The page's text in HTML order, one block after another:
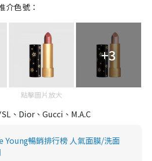
介色號：
+3
點擊圖片放大
、Dior、Gucci、M.A.C
Young暢銷排行榜 人氣面膜/洗面